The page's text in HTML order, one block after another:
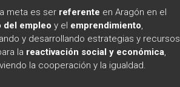
meta es ser referente en Aragón en el
del empleo y el emprendimiento,
y desarrollando estrategias y recursos
la reactivación social y económica,
la cooperación y la igualdad.